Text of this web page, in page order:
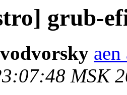
grub-
MSK